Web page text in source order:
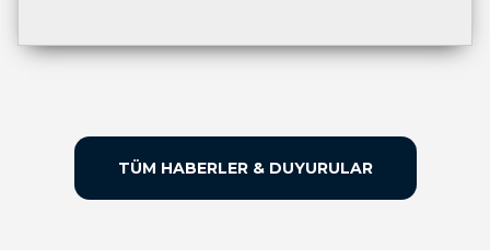
TÜM HABERLER & DUYURULAR